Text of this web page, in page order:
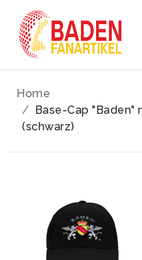
Home
Base-Cap "Baden"
(schwarz)